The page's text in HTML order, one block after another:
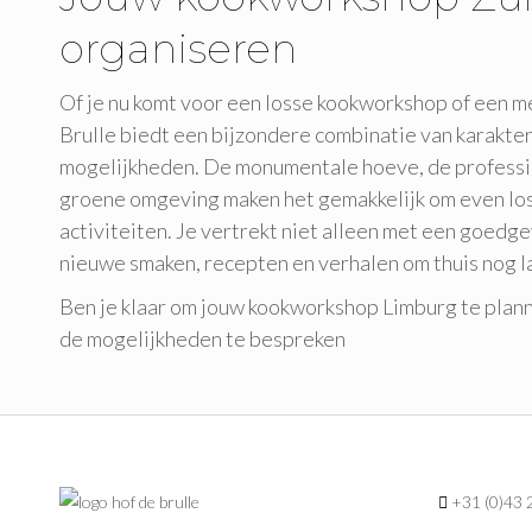
organiseren
Of je nu komt voor een losse kookworkshop of een
Brulle biedt een bijzondere combinatie van
mogelijkheden. De monumentale hoeve, de
groene omgeving maken het gemakkelijk om even
activiteiten. Je vertrekt niet alleen met een
nieuwe smaken, recepten en verhalen om thuis nog
Ben je klaar om jouw kookworkshop Limburg te
de mogelijkheden te bespreken
+31 (0)43